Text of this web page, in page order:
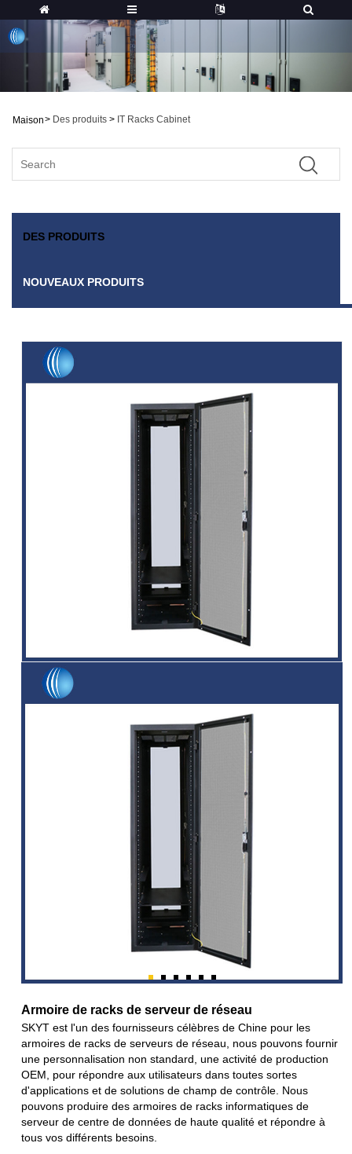
Maison> Des produits > IT Racks Cabinet
DES PRODUITS
NOUVEAUX PRODUITS
Armoire de racks de serveur de réseau
SKYT est l'un des fournisseurs célèbres de Chine pour les
armoires de racks de serveurs de réseau, nous pouvons fournir
une personnalisation non standard, une activité de production
OEM, pour répondre aux utilisateurs dans toutes sortes
d'applications et de solutions de champ de contrôle. Nous
pouvons produire des armoires de racks informatiques de
serveur de centre de données de haute qualité et répondre à
tous vos différents besoins.